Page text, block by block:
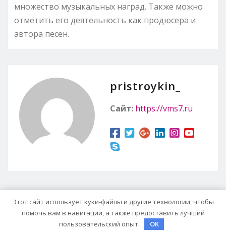
множество музыкальных наград. Также можно
отметить его деятельность как продюсера и
автора песен.
pristroykin_
Сайт: https://vms7.ru
RELATED STORY
Этот сайт использует куки-файлы и другие технологии, чтобы
помочь вам в навигации, а также предоставить лучший
пользовательский опыт.
OK